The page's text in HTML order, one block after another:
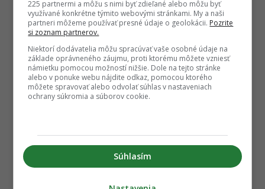
225 partnermi a môžu s nimi byť zdieľané alebo môžu byť
využívané konkrétne týmito webovými stránkami. My a naši
partneri môžeme používať presné údaje o geolokácii. Pozrite
si zoznam partnerov.
Niektorí dodávatelia môžu spracúvať vaše osobné údaje na
základe oprávneného záujmu, proti ktorému môžete vzniesť
námietku pomocou možností nižšie. Dole na tejto stránke
alebo v ponuke webu nájdite odkaz, pomocou ktorého
môžete spravovať alebo odvolať súhlas v nastaveniach
ochrany súkromia a súborov cookie.
Súhlasím